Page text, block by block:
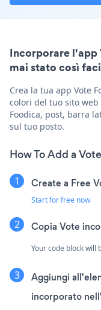
Incorporare l'app
mai stato così
Crea la tua app Vote
colori del tuo sito
Foodica, post, barra
sul tuo posto.
How To Add a
Create a Free
Start for free now
Copia Vote
Your code block will
Aggiungi
incorporato